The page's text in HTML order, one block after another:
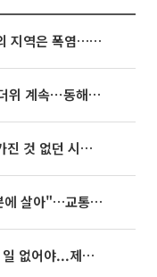
동해안은 시간당 80㎜ 폭우, 그 외 지역은 폭염…‘극과 극 날씨’
[내일 날씨] 폭염 한풀 꺾여도 무더위 계속⋯동해안 이틀 연속 비
임영웅, 어느덧 데뷔 10주년⋯"가진 것 없던 시절, 내 앞엔 20명의 팬뿐"
'굿 윌 헌팅' 배우 "기아 EV2 덕분에 살아"…교통사고 후 안전성 극찬
李대통령 “청년이 결혼 망설이는 일 없어야...제도상 불이익 조사”